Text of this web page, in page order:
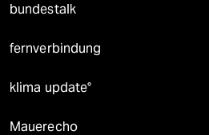
bundestalk
fernverbindung
klima update°
Mauerecho